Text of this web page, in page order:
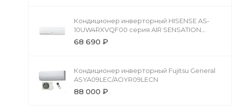
Кондиционер инверторный HISENSE AS-
10UW4RXVQF00 серия AIR SENSATION
Superior DC Inverter
68 690 ₽
Кондиционер инверторный Fujitsu General
ASYA09LEC/AOYR09LECN
88 000 ₽